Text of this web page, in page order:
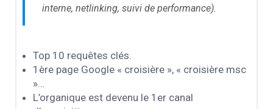
interne, netlinking, suivi de performance).
Top 10 requêtes clés.
1ère page Google « croisière », « croisière msc
»…
L’organique est devenu le 1er canal